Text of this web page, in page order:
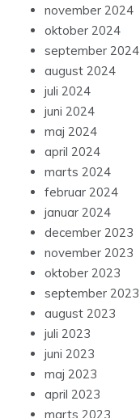
november 2024
oktober 2024
september 2024
august 2024
juli 2024
juni 2024
maj 2024
april 2024
marts 2024
februar 2024
januar 2024
december 2023
november 2023
oktober 2023
september 2023
august 2023
juli 2023
juni 2023
maj 2023
april 2023
marts 2023